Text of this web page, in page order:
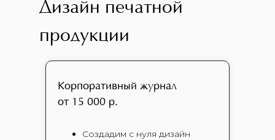
Корпоративный журнал
от 15 000 р.
Создадим с нуля дизайн
Дизайн печатной
продукции